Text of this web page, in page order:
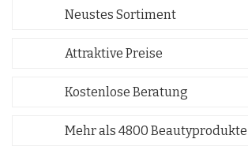
Neustes Sortiment
Attraktive Preise
Kostenlose Beratung
Mehr als 4800 Beautyprodukte